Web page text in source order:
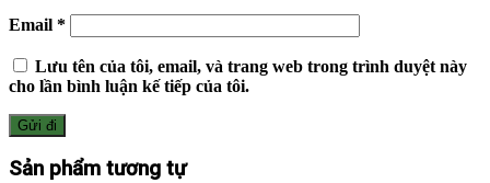
Email *
Lưu tên của tôi, email, và trang web trong trình duyệt này
cho lần bình luận kế tiếp của tôi.
Sản phẩm tương tự